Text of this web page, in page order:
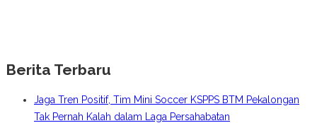
Berita Terbaru
Jaga Tren Positif, Tim Mini Soccer KSPPS BTM Pekalongan
Tak Pernah Kalah dalam Laga Persahabatan